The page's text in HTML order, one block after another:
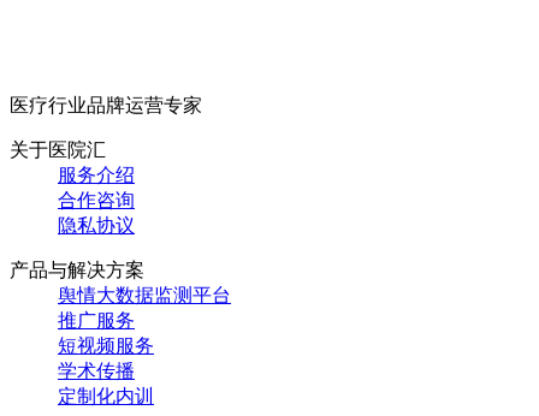
医疗行业品牌运营专家
关于医院汇
服务介绍
合作咨询
隐私协议
产品与解决方案
舆情大数据监测平台
推广服务
短视频服务
学术传播
定制化内训